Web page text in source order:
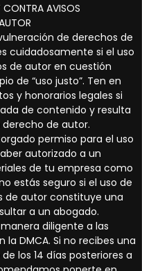
CONTRA AVISOS
de derechos de
cuidadosamente si el uso
de autor en cuestión
de “uso justo”. Ten en
y honorarios legales si
de contenido y resulta
de autor.
permiso para el uso
autorizado a un
de tu empresa como
estás seguro si el uso de
de autor constituye una
a un abogado.
manera diligente a las
DMCA. Si no recibes una
los 14 días posteriores a